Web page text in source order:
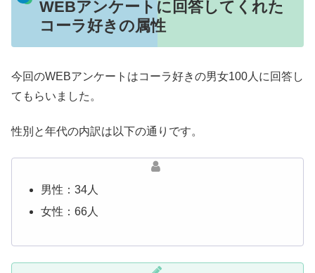
WEBアンケートに回答してくれた
コーラ好きの属性
今回のWEBアンケートはコーラ好きの男女100人に回答し
てもらいました。
性別と年代の内訳は以下の通りです。
男性：34人
女性：66人